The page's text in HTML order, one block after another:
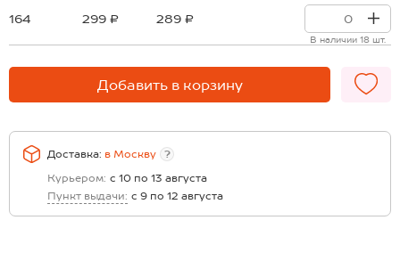
164 299 ₽ 289 ₽
В наличии 18 шт.
Добавить в корзину
Доставка: в Москву
?
Курьером: с 10 по 13 августа
Пункт выдачи: с 9 по 12 августа